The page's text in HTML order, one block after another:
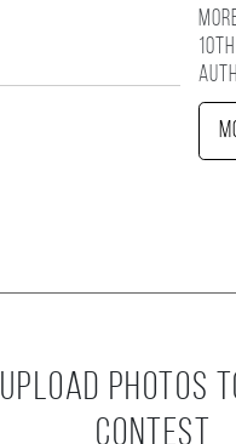
Upload photos
contest